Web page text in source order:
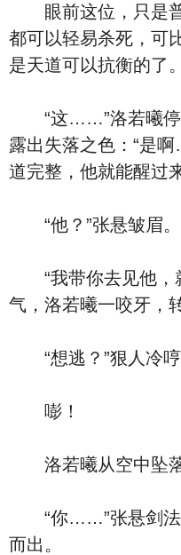
眼前这位，只是普
都可以轻易杀死，
是天道可以抗衡的了。
“这……”洛若曦停
露出失落之色：“是
道完整，他就能醒过
“他？”张悬皱眉。
“我带你去见他，
气，洛若曦一咬牙，
“想逃？”狠人冷哼
嘭！
洛若曦从空中坠落
“你……”张悬剑法
而出。